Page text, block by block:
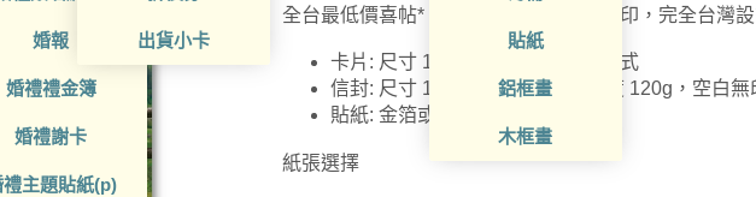
婚報
婚禮禮金簿
婚禮謝卡
禮主題貼紙(p)
出貨小卡 貼紙
鋁框畫
木框畫
價
NT$44。
價
NT$42。
全台最低價喜帖*，含信封貼紙，20套起印，完全台灣
卡片: 尺寸 115 x 160 mm，明信片式
信封: 尺寸 123 x 190 mm 紙張厚度 120g，空白無
貼紙: 金箔或銀箔貼紙
紙張選擇